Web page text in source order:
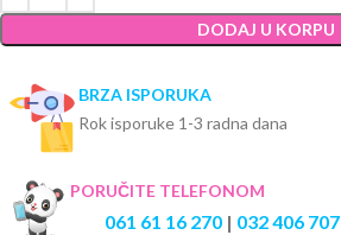
DODAJ U KORPU
BRZA ISPORUKA
Rok isporuke 1-3 radna dana
PORUČITE TELEFONOM
061 61 16 270 | 032 406 707